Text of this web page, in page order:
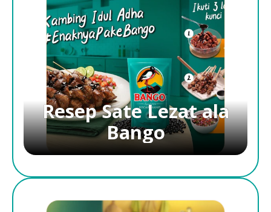
Resep Sate Lezat ala
Bango